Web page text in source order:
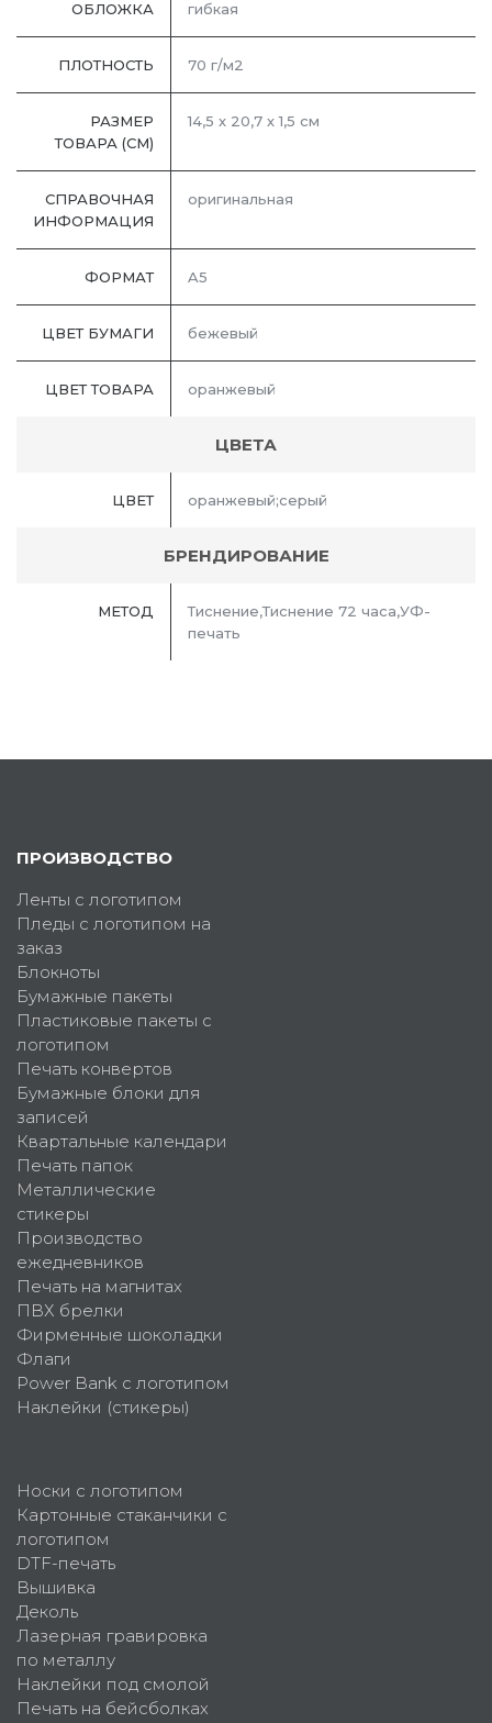
ОБЛОЖКА гибкая
ПЛОТНОСТЬ 70 г/м2
РАЗМЕР
ТОВАРА (СМ)
14,5 х 20,7 х 1,5 см
СПРАВОЧНАЯ
ИНФОРМАЦИЯ
оригинальная
ФОРМАТ A5
ЦВЕТ БУМАГИ бежевый
ЦВЕТ ТОВАРА оранжевый
ЦВЕТА
ЦВЕТ оранжевый;серый
БРЕНДИРОВАНИЕ
МЕТОД
Тиснение,Тиснение 72 часа,УФ-
печать
ПРОИЗВОДСТВО
Ленты с логотипом
Пледы с логотипом на
заказ
Блокноты
Бумажные пакеты
Пластиковые пакеты с
логотипом
Печать конвертов
Бумажные блоки для
записей
Квартальные календари
Печать папок
Металлические
стикеры
Производство
ежедневников
Печать на магнитах
ПВХ брелки
Фирменные шоколадки
Флаги
Power Bank с логотипом
Наклейки (стикеры)
Носки с логотипом
Картонные стаканчики с
логотипом
DTF-печать
Вышивка
Деколь
Лазерная гравировка
по металлу
Наклейки под смолой
Печать на бейсболках